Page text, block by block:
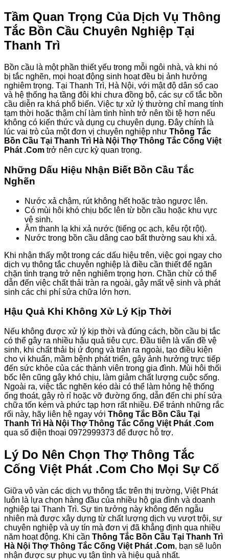
Tầm Quan Trọng Của Dịch Vụ Thông
Tắc Bồn Cầu Chuyên Nghiệp Tại
Thanh Trì
Bồn cầu là một phần thiết yếu trong mỗi ngôi nhà, và khi nó
bị tắc nghẽn, mọi hoạt động sinh hoạt đều bị ảnh hưởng
nghiêm trọng. Tại Thanh Trì, Hà Nội, với mật độ dân số cao
và hệ thống hạ tầng đôi khi chưa đồng bộ, các sự cố tắc bồn
cầu diễn ra khá phổ biến. Việc tự xử lý thường chỉ mang tính
tạm thời hoặc thậm chí làm tình hình trở nên tồi tệ hơn nếu
không có kiến thức và dụng cụ chuyên dụng. Đây chính là
lúc vai trò của một đơn vị chuyên nghiệp như Thông Tắc
Bồn Cầu Tại Thanh Trì Hà Nội Thợ Thông Tắc Cống Việt
Phát .Com trở nên cực kỳ quan trọng.
Những Dấu Hiệu Nhận Biết Bồn Cầu Tắc
Nghẽn
Nước xả chậm, rút không hết hoặc trào ngược lên.
Có mùi hôi khó chịu bốc lên từ bồn cầu hoặc khu vực
vệ sinh.
Âm thanh lạ khi xả nước (tiếng ọc ạch, kêu rột rột).
Nước trong bồn cầu dâng cao bất thường sau khi xả.
Khi nhận thấy một trong các dấu hiệu trên, việc gọi ngay cho
dịch vụ thông tắc chuyên nghiệp là điều cần thiết để ngăn
chặn tình trạng trở nên nghiêm trọng hơn. Chần chừ có thể
dẫn đến việc chất thải tràn ra ngoài, gây mất vệ sinh và phát
sinh các chi phí sửa chữa lớn hơn.
Hậu Quả Khi Không Xử Lý Kịp Thời
Nếu không được xử lý kịp thời và đúng cách, bồn cầu bị tắc
có thể gây ra nhiều hậu quả tiêu cực. Đầu tiên là vấn đề vệ
sinh, khi chất thải bị ứ đọng và tràn ra ngoài, tạo điều kiện
cho vi khuẩn, mầm bệnh phát triển, gây ảnh hưởng trực tiếp
đến sức khỏe của các thành viên trong gia đình. Mùi hôi thối
bốc lên cũng gây khó chịu, làm giảm chất lượng cuộc sống.
Ngoài ra, việc tắc nghẽn kéo dài có thể làm hỏng hệ thống
ống thoát, gây rò rỉ hoặc vỡ đường ống, dẫn đến chi phí sửa
chữa tốn kém và phức tạp hơn rất nhiều. Để tránh những rắc
rối này, hãy liên hệ ngay với Thông Tắc Bồn Cầu Tại
Thanh Trì Hà Nội Thợ Thông Tắc Cống Việt Phát .Com
qua số điện thoại 0972999373 để được hỗ trợ.
Lý Do Nên Chọn Thợ Thông Tắc
Cống Việt Phát .Com Cho Mọi Sự Cố
Giữa vô vàn các dịch vụ thông tắc trên thị trường, Việt Phát
luôn là lựa chọn hàng đầu của nhiều hộ gia đình và doanh
nghiệp tại Thanh Trì. Sự tin tưởng này không đến ngẫu
nhiên mà được xây dựng từ chất lượng dịch vụ vượt trội, sự
chuyên nghiệp và uy tín mà đơn vị đã khẳng định qua nhiều
năm hoạt động. Khi cần Thông Tắc Bồn Cầu Tại Thanh Trì
Hà Nội Thợ Thông Tắc Cống Việt Phát .Com, bạn sẽ luôn
nhận được sự phục vụ tận tình và hiệu quả nhất.